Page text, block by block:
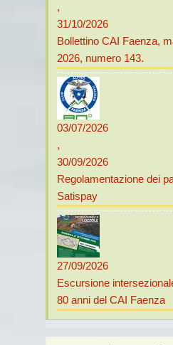
,
31/10/2026
Bollettino CAI Faenza,
2026, numero 143.
03/07/2026
,
30/09/2026
Regolamentazione dei
Satispay
27/09/2026
Escursione
80 anni del CAI Faenza